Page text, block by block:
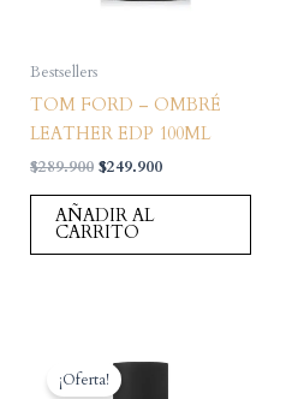
Bestsellers
TOM FORD – OMBRÉ
LEATHER EDP 100ML
$289.900 El
original
era:
$249.900El
AÑADIR AL
CARRITO
¡Oferta!